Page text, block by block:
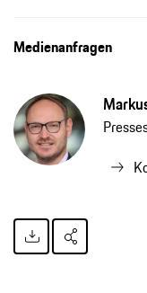
Medienanfragen